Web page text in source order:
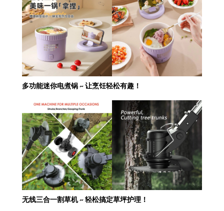
多功能迷你电煮锅 ~ 让烹饪轻松有趣！
无线三合一割草机 ~ 轻松搞定草坪护理！